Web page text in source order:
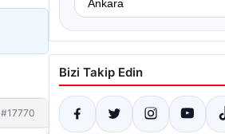
#17770
Bizi Takip Edin